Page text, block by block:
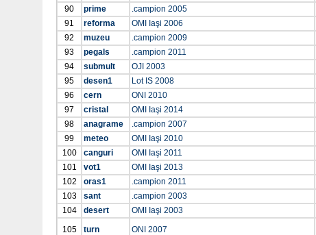
90
prime .campion 2005
91
reforma OMI Iaşi 2006
92
muzeu .campion 2009
93
pegals .campion 2011
94
submult OJI 2003
95
desen1 Lot IS 2008
96
cern ONI 2010
97
cristal OMI Iaşi 2014
98
anagrame .campion 2007
99
meteo OMI Iaşi 2010
100
canguri OMI Iaşi 2011
101
vot1 OMI Iaşi 2013
102
oras1 .campion 2011
103
sant .campion 2003
104
desert OMI Iaşi 2003
105
turn ONI 2007